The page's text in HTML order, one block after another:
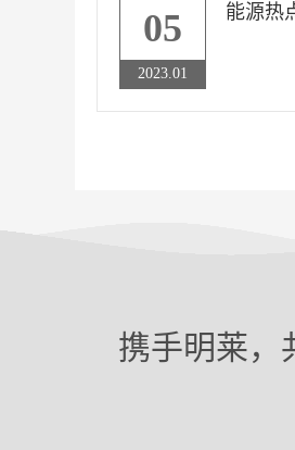
05
2023.01
能源热
携手明莱，